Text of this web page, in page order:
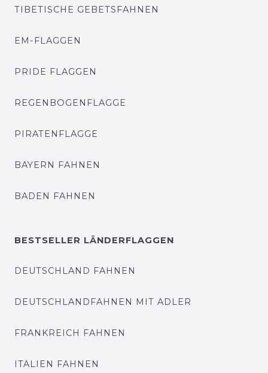
TIBETISCHE GEBETSFAHNEN
EM-FLAGGEN
PRIDE FLAGGEN
REGENBOGENFLAGGE
PIRATENFLAGGE
BAYERN FAHNEN
BADEN FAHNEN
BESTSELLER LÄNDERFLAGGEN
DEUTSCHLAND FAHNEN
DEUTSCHLANDFAHNEN MIT ADLER
FRANKREICH FAHNEN
ITALIEN FAHNEN